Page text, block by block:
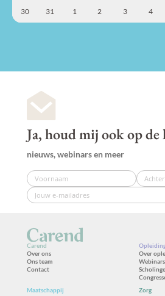
30 31 1 2 3 4
Ja, houd mij ook op de
nieuws, webinars en meer
Carend
Over ons
Ons team
Contact
Over
Webinars
Maatschappij
Zorg